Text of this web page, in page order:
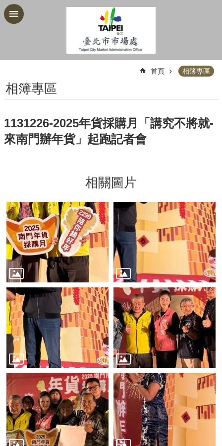
跳到主要內容區塊
首頁 相簿專區
相簿專區
1131226-2025年貨採購月「講究不將就-
來南門辦年貨」起跑記者會
相關圖片